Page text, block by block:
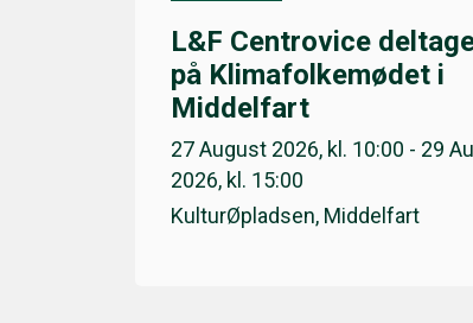
L&F Centrovice
på Klimafolkemødet i
Middelfart
27 August 2026, kl. 10:00 - 29
2026, kl. 15:00
KulturØpladsen, Middelfart